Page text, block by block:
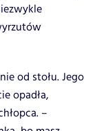
od stołu. Jego
opadła,
–